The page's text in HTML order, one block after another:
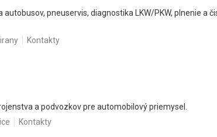
pneuservis, diagnostika LKW/PKW, plnenie a
Kontakty
a podvozkov pre automobilový priemysel.
Kontakty